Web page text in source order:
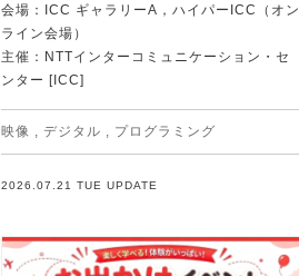
会場：ICC ギャラリーA，ハイパーICC（オン
ライン会場）
主催：NTTインターコミュニケーション・セ
ンター [ICC]
映像 デジタル プログラミング
2026.07.21 TUE UPDATE